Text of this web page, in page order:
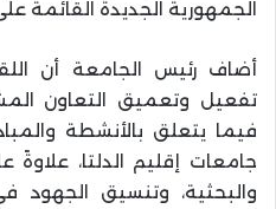
الجمهورية الجديدة القائمة
أضاف رئيس الجامعة أن
تفعيل وتعميق التعاون
فيما يتعلق بالأنشطة
جامعات إقليم الدلتا، علاوةً
والبحثية، وتنسيق